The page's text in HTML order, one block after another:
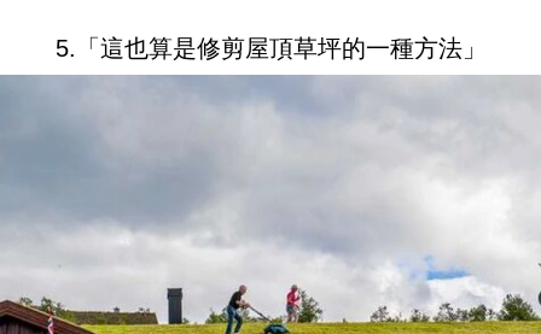
5.「這也算是修剪屋頂草坪的一種方法」